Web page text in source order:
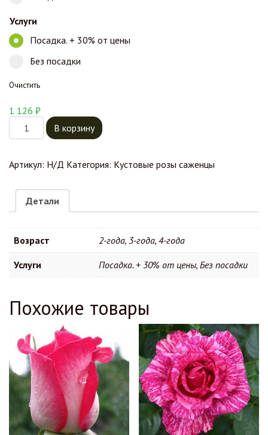
Услуги
Посадка. + 30% от цены
Без посадки
Очистить
1 126 ₽
Количество товара Роза Эльторо
В корзину
Артикул: Н/Д Категория: Кустовые розы саженцы
Детали
Возраст 2-года, 3-года, 4-года
Услуги Посадка. + 30% от цены, Без посадки
Похожие товары